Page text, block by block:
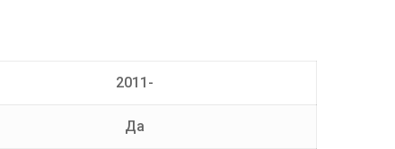
2011-
Да